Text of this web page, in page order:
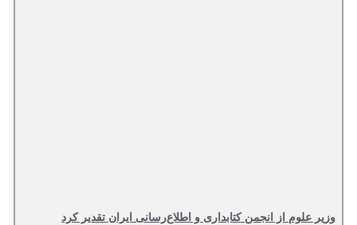
وزیر علوم از انجمن کتابداری و اطلاع‌رسانی ایران تقدیر کرد